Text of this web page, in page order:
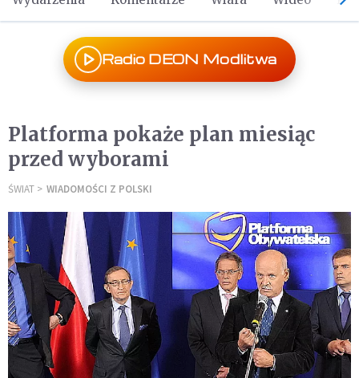
Radio DEON Modlitwa
Platforma pokaże plan miesiąc
przed wyborami
ŚWIAT WIADOMOŚCI Z POLSKI